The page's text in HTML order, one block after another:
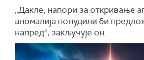
„Дакле, напори за откривање
аномалија понудили би
напред“, закључује он.